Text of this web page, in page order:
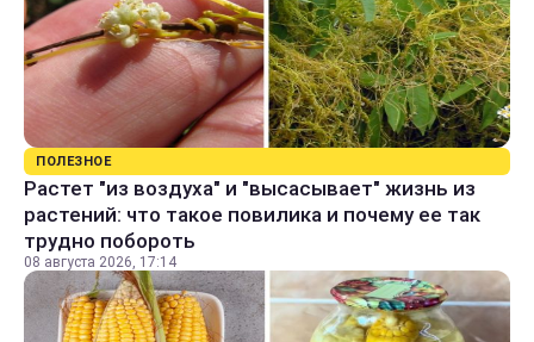
ПОЛЕЗНОЕ
Растет "из воздуха" и "высасывает" жизнь из
растений: что такое повилика и почему ее так
трудно побороть
08 августа 2026, 17:14